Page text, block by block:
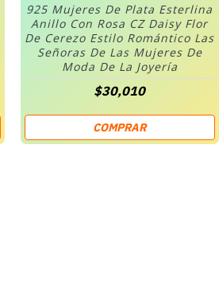
925 Mujeres De Plata Esterlina
Anillo Con Rosa CZ Daisy Flor
De Cerezo Estilo Romántico Las
Señoras De Las Mujeres De
Moda De La Joyería
$30,010
COMPRAR